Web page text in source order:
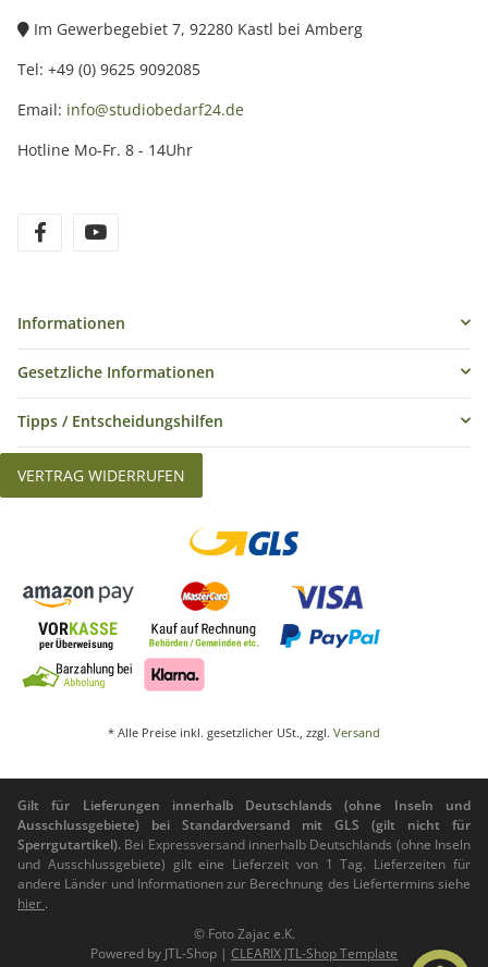
Im Gewerbegebiet 7, 92280 Kastl bei Amberg
Tel: +49 (0) 9625 9092085
Email: info@studiobedarf24.de
Hotline Mo-Fr. 8 - 14Uhr
Informationen
Gesetzliche Informationen
Tipps / Entscheidungshilfen
VERTRAG WIDERRUFEN
* Alle Preise inkl. gesetzlicher USt., zzgl. Versand
Gilt für Lieferungen innerhalb Deutschlands (ohne Inseln und
Ausschlussgebiete) bei Standardversand mit GLS (gilt nicht für
Sperrgutartikel). Bei Expressversand innerhalb Deutschlands (ohne Inseln
und Ausschlussgebiete) gilt eine Lieferzeit von 1 Tag. Lieferzeiten für
andere Länder und Informationen zur Berechnung des Liefertermins siehe
hier .
© Foto Zajac e.K.
Powered by JTL-Shop | CLEARIX JTL-Shop Template